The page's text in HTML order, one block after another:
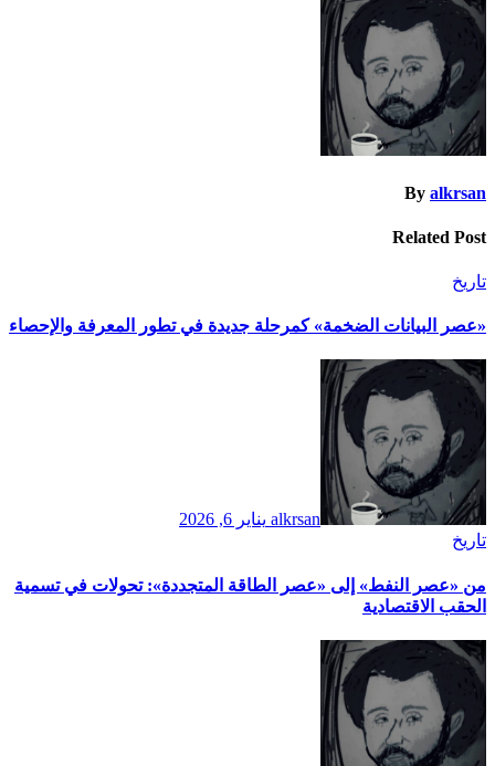
By alkrsan
Related Post
تاريخ
​«عصر البيانات الضخمة» كمرحلة جديدة في تطور المعرفة والإحصاء
alkrsan يناير 6, 2026
تاريخ
​من «عصر النفط» إلى «عصر الطاقة المتجددة»: تحولات في تسمية
الحقب الاقتصادية